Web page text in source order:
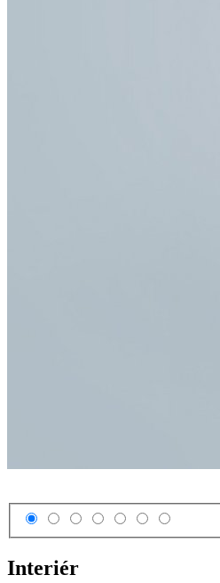
Interiér